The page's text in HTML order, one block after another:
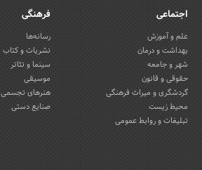
اجتماعی
علم و آموزش
بهداشت و درمان
شهر و جامعه
حقوقی و قانون
گردشگری و میراث فرهنگی
محیط زیست
تبلیغات و روابط عمومی
فرهنگی
رسانه‌ها
نشریات و کتاب
سینما و تئاتر
موسیقی
هنرهای تجسمی
صنایع دستی